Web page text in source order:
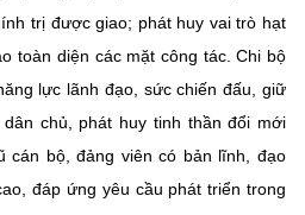
trị được giao; phát huy vai trò hạt
toàn diện các mặt công tác. Chi bộ
lực lãnh đạo, sức chiến đấu, giữ
chủ, phát huy tinh thần đổi mới
cán bộ, đảng viên có bản lĩnh, đạo
đáp ứng yêu cầu phát triển trong